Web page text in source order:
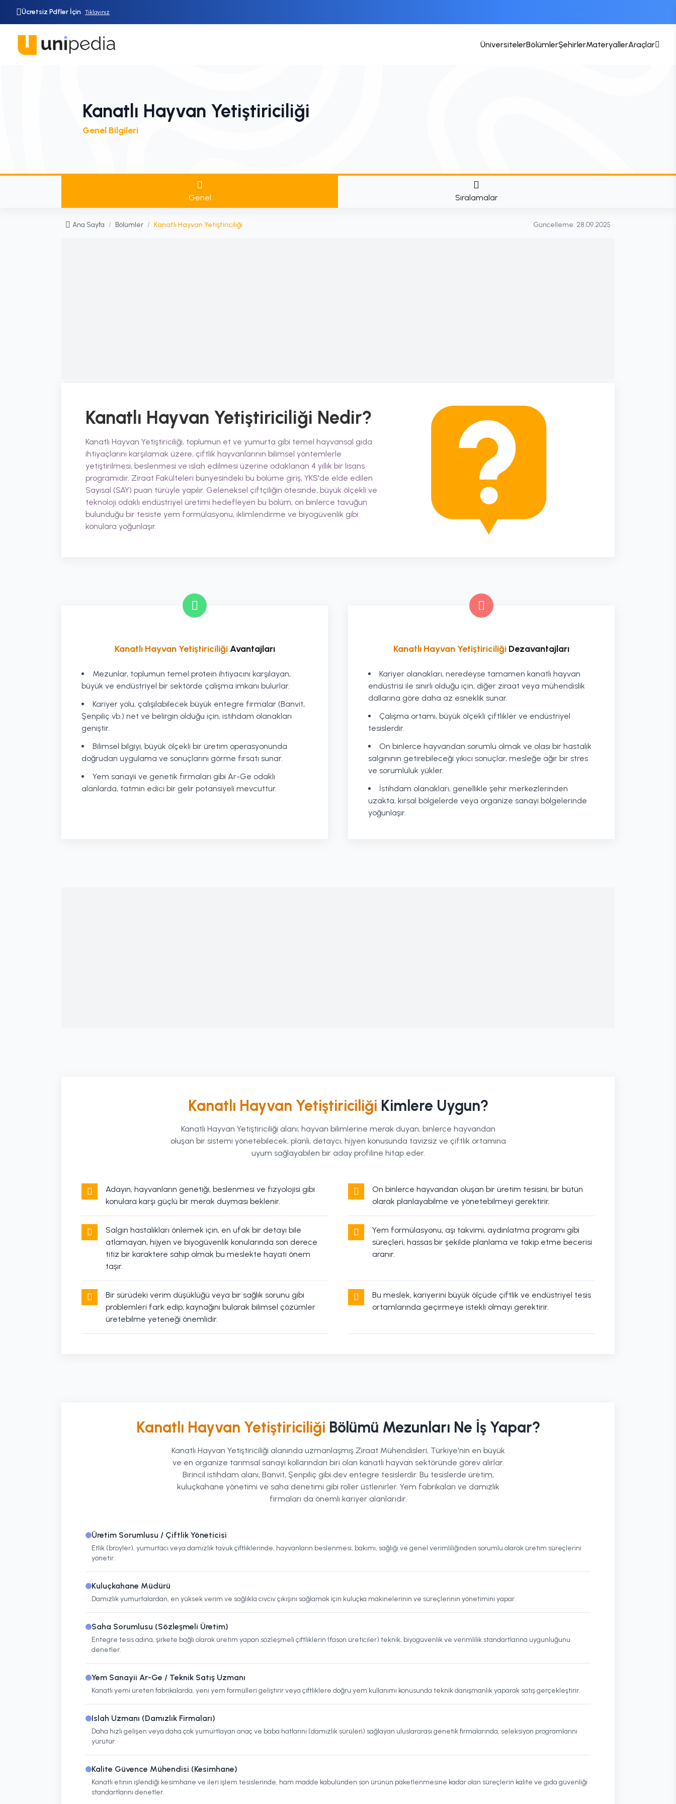
Ücretsiz Pdfler İçin Tıklayınız
ÜniversitelerBölümlerŞehirlerMateryallerAraçlar
Kanatlı Hayvan Yetiştiriciliği
Genel Bilgileri
Genel Sıralamalar
Ana Sayfa / Bölümler / Kanatlı Hayvan Yetiştiriciliği Güncelleme: 28.09.2025
Kanatlı Hayvan Yetiştiriciliği Nedir?
Kanatlı Hayvan Yetiştiriciliği, toplumun et ve yumurta gibi temel hayvansal gıda
ihtiyaçlarını karşılamak üzere, çiftlik hayvanlarının bilimsel yöntemlerle
yetiştirilmesi, beslenmesi ve ıslah edilmesi üzerine odaklanan 4 yıllık bir lisans
programıdır. Ziraat Fakülteleri bünyesindeki bu bölüme giriş, YKS'de elde edilen
Sayısal (SAY) puan türüyle yapılır. Geleneksel çiftçiliğin ötesinde, büyük ölçekli ve
teknoloji odaklı endüstriyel üretimi hedefleyen bu bölüm, on binlerce tavuğun
bulunduğu bir tesiste yem formülasyonu, iklimlendirme ve biyogüvenlik gibi
konulara yoğunlaşır.
Kanatlı Hayvan YetiştiriciliğiAvantajları
Mezunlar, toplumun temel protein ihtiyacını karşılayan,
büyük ve endüstriyel bir sektörde çalışma imkanı bulurlar.
Kariyer yolu, çalışılabilecek büyük entegre firmalar (Banvit,
Şenpiliç vb.) net ve belirgin olduğu için, istihdam olanakları
geniştir.
Bilimsel bilgiyi, büyük ölçekli bir üretim operasyonunda
doğrudan uygulama ve sonuçlarını görme fırsatı sunar.
Yem sanayii ve genetik firmaları gibi Ar-Ge odaklı
alanlarda, tatmin edici bir gelir potansiyeli mevcuttur.
Kanatlı Hayvan Yetiştiriciliği Dezavantajları
Kariyer olanakları, neredeyse tamamen kanatlı hayvan
endüstrisi ile sınırlı olduğu için, diğer ziraat veya mühendislik
dallarına göre daha az esneklik sunar.
Çalışma ortamı, büyük ölçekli çiftlikler ve endüstriyel
tesislerdir.
On binlerce hayvandan sorumlu olmak ve olası bir hastalık
salgınının getirebileceği yıkıcı sonuçlar, mesleğe ağır bir stres
ve sorumluluk yükler.
İstihdam olanakları, genellikle şehir merkezlerinden
uzakta, kırsal bölgelerde veya organize sanayi bölgelerinde
yoğunlaşır.
Kanatlı Hayvan Yetiştiriciliği Kimlere Uygun?
Kanatlı Hayvan Yetiştiriciliği alanı; hayvan bilimlerine merak duyan, binlerce hayvandan
oluşan bir sistemi yönetebilecek, planlı, detaycı, hijyen konusunda tavizsiz ve çiftlik ortamına
uyum sağlayabilen bir aday profiline hitap eder.
Adayın, hayvanların genetiği, beslenmesi ve fizyolojisi gibi
konulara karşı güçlü bir merak duyması beklenir.
On binlerce hayvandan oluşan bir üretim tesisini, bir bütün
olarak planlayabilme ve yönetebilmeyi gerektirir.
Salgın hastalıkları önlemek için, en ufak bir detayı bile
atlamayan, hijyen ve biyogüvenlik konularında son derece
titiz bir karaktere sahip olmak bu meslekte hayati önem
taşır.
Yem formülasyonu, aşı takvimi, aydınlatma programı gibi
süreçleri, hassas bir şekilde planlama ve takip etme becerisi
aranır.
Bir sürüdeki verim düşüklüğü veya bir sağlık sorunu gibi
problemleri fark edip, kaynağını bularak bilimsel çözümler
üretebilme yeteneği önemlidir.
Bu meslek, kariyerini büyük ölçüde çiftlik ve endüstriyel tesis
ortamlarında geçirmeye istekli olmayı gerektirir.
Kanatlı Hayvan Yetiştiriciliği Bölümü Mezunları Ne İş Yapar?
Kanatlı Hayvan Yetiştiriciliği alanında uzmanlaşmış Ziraat Mühendisleri, Türkiye'nin en büyük
ve en organize tarımsal sanayi kollarından biri olan kanatlı hayvan sektöründe görev alırlar.
Birincil istihdam alanı, Banvit, Şenpiliç gibi dev entegre tesislerdir. Bu tesislerde üretim,
kuluçkahane yönetimi ve saha denetimi gibi roller üstlenirler. Yem fabrikaları ve damızlık
firmaları da önemli kariyer alanlarıdır.
Üretim Sorumlusu / Çiftlik Yöneticisi
Etlik (broyler), yumurtacı veya damızlık tavuk çiftliklerinde, hayvanların beslenmesi, bakımı, sağlığı ve genel verimliliğinden sorumlu olarak üretim süreçlerini
yönetir.
Kuluçkahane Müdürü
Damızlık yumurtalardan, en yüksek verim ve sağlıkla civciv çıkışını sağlamak için kuluçka makinelerinin ve süreçlerinin yönetimini yapar.
Saha Sorumlusu (Sözleşmeli Üretim)
Entegre tesis adına, şirkete bağlı olarak üretim yapan sözleşmeli çiftliklerin (fason üreticiler) teknik, biyogüvenlik ve verimlilik standartlarına uygunluğunu
denetler.
Yem Sanayii Ar-Ge / Teknik Satış Uzmanı
Kanatlı yemi üreten fabrikalarda, yeni yem formülleri geliştirir veya çiftliklere doğru yem kullanımı konusunda teknik danışmanlık yaparak satış gerçekleştirir.
Islah Uzmanı (Damızlık Firmaları)
Daha hızlı gelişen veya daha çok yumurtlayan anaç ve baba hatlarını (damızlık sürüleri) sağlayan uluslararası genetik firmalarında, seleksiyon programlarını
yürütür.
Kalite Güvence Mühendisi (Kesimhane)
Kanatlı etinin işlendiği kesimhane ve ileri işlem tesislerinde, ham madde kabulünden son ürünün paketlenmesine kadar olan süreçlerin kalite ve gıda güvenliği
standartlarını denetler.